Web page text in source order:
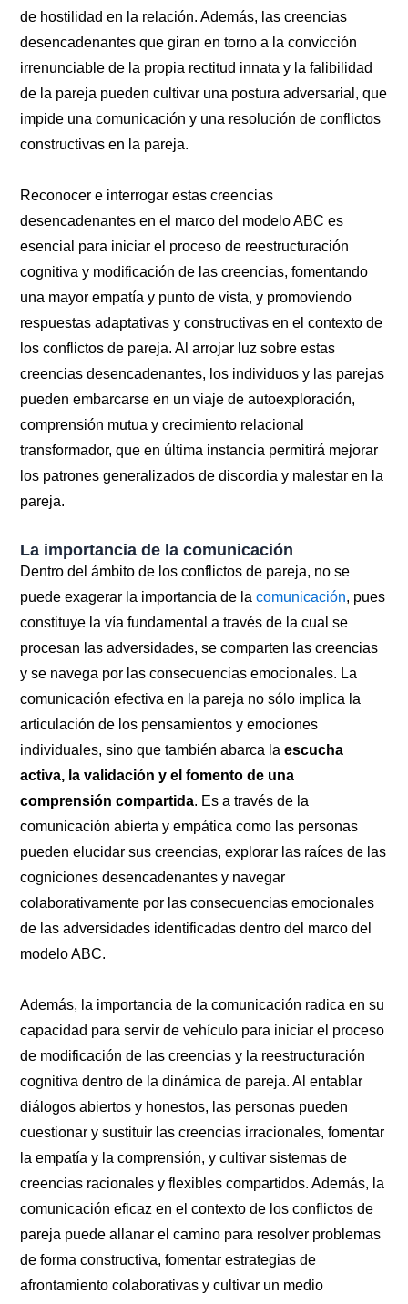
de hostilidad en la relación. Además, las creencias
desencadenantes que giran en torno a la convicción
irrenunciable de la propia rectitud innata y la falibilidad
de la pareja pueden cultivar una postura adversarial, que
impide una comunicación y una resolución de conflictos
constructivas en la pareja.
Reconocer e interrogar estas creencias
desencadenantes en el marco del modelo ABC es
esencial para iniciar el proceso de reestructuración
cognitiva y modificación de las creencias, fomentando
una mayor empatía y punto de vista, y promoviendo
respuestas adaptativas y constructivas en el contexto de
los conflictos de pareja. Al arrojar luz sobre estas
creencias desencadenantes, los individuos y las parejas
pueden embarcarse en un viaje de autoexploración,
comprensión mutua y crecimiento relacional
transformador, que en última instancia permitirá mejorar
los patrones generalizados de discordia y malestar en la
pareja.
La importancia de la comunicación
Dentro del ámbito de los conflictos de pareja, no se
puede exagerar la importancia de lacomunicación, pues
constituye la vía fundamental a través de la cual se
procesan las adversidades, se comparten las creencias
y se navega por las consecuencias emocionales. La
comunicación efectiva en la pareja no sólo implica la
articulación de los pensamientos y emociones
individuales, sino que también abarca laescucha
activa, la validación y el fomento de una
comprensión compartida. Es a través de la
comunicación abierta y empática como las personas
pueden elucidar sus creencias, explorar las raíces de las
cogniciones desencadenantes y navegar
colaborativamente por las consecuencias emocionales
de las adversidades identificadas dentro del marco del
modelo ABC.
Además, la importancia de la comunicación radica en su
capacidad para servir de vehículo para iniciar el proceso
de modificación de las creencias y la reestructuración
cognitiva dentro de la dinámica de pareja. Al entablar
diálogos abiertos y honestos, las personas pueden
cuestionar y sustituir las creencias irracionales, fomentar
la empatía y la comprensión, y cultivar sistemas de
creencias racionales y flexibles compartidos. Además, la
comunicación eficaz en el contexto de los conflictos de
pareja puede allanar el camino para resolver problemas
de forma constructiva, fomentar estrategias de
afrontamiento colaborativas y cultivar un medio